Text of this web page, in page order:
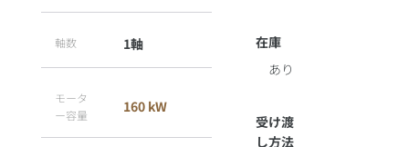
軸数 1軸
モータ
ー容量
160 kW
在庫
あり
受け渡
し方法